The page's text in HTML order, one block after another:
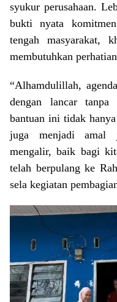
syukur perusahaan.
bukti nyata
tengah masyarakat,
membutuhkan
“Alhamdulillah,
dengan lancar
bantuan ini tidak
juga menjadi amal
mengalir, baik bagi
telah berpulang ke
sela kegiatan